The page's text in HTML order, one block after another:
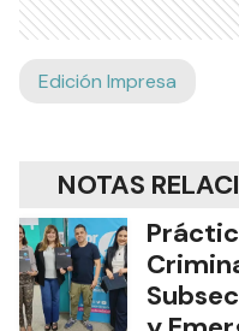
Edición Impresa
NOTAS